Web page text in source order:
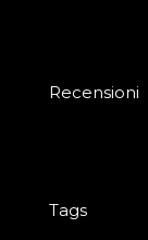
Recensioni
Tags